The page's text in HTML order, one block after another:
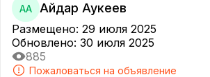
АА Айдар Аукеев
Размещено: 29 июля 2025
Обновлено: 30 июля 2025
885
Пожаловаться на объявление